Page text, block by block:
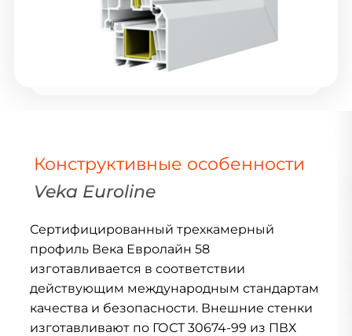
Конструктивные особенности
Veka Euroline
Сертифицированный трехкамерный
профиль Века Евролайн 58
изготавливается в соответствии
действующим международным стандартам
качества и безопасности. Внешние стенки
изготавливают по ГОСТ 30674-99 из ПВХ